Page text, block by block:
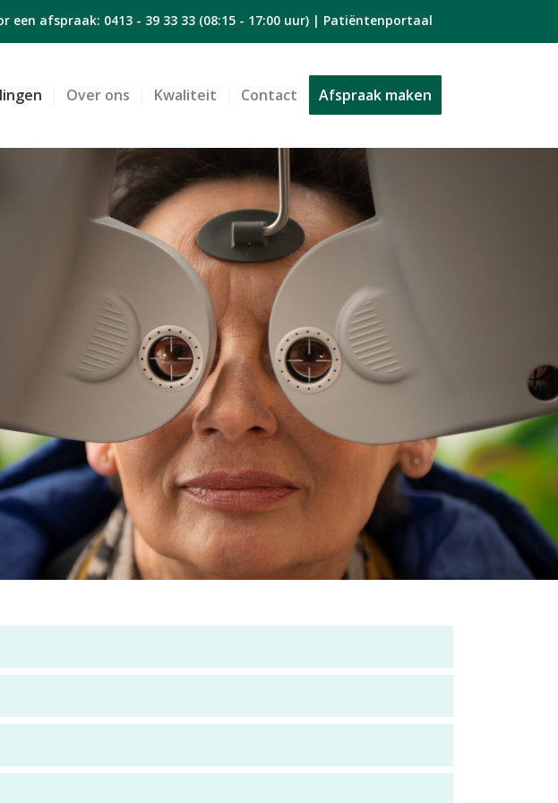
een afspraak: 0413 - 39 33 33(08:15 - 17:00 uur) | Patiëntenportaal
Over ons Kwaliteit Contact Afspraak maken